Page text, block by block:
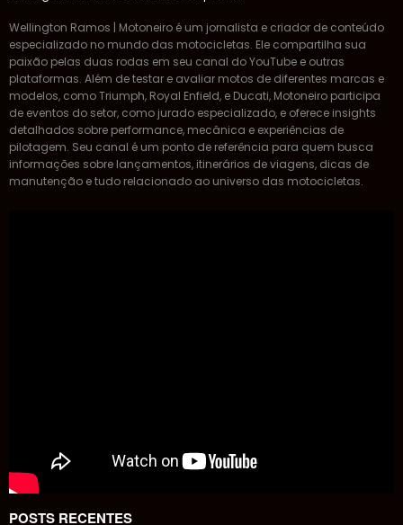
Wellington Ramos | Motoneiro é um jornalista e criador de conteúdo
especializado no mundo das motocicletas. Ele compartilha sua
paixão pelas duas rodas em seu canal do YouTube e outras
plataformas. Além de testar e avaliar motos de diferentes marcas e
modelos, como Triumph, Royal Enfield, e Ducati, Motoneiro participa
de eventos do setor, como jurado especializado, e oferece insights
detalhados sobre performance, mecânica e experiências de
pilotagem. Seu canal é um ponto de referência para quem busca
informações sobre lançamentos, itinerários de viagens, dicas de
manutenção e tudo relacionado ao universo das motocicletas.
POSTS RECENTES